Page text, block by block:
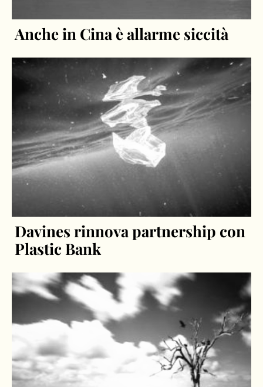
Anche in Cina è allarme siccità
Davines rinnova partnership con
Plastic Bank